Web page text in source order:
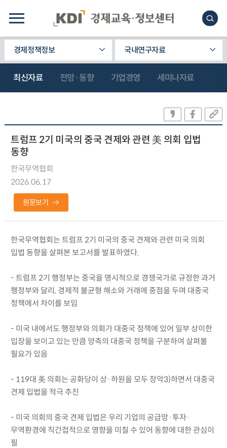
경제정책정보 국내연구자료
최신자료 전망·동향 기업경영 세미나자료
트럼프 2기 미국의 중국 견제와 관련 美 의회 입법
동향
한국무역협회
2026.06.17
원문보기
한국무역협회는 트럼프 2기 미국의 중국 견제와 관련 미국 의회
입법 동향을 살펴본 보고서를 발표하였다.
- 트럼프 2기 행정부는 중국을 명시적으로 경쟁국가로 규정한 과거
행정부와 달리, 경제적 불균형 해소와 거래에 중점을 두며 대중국
정책에서 차이를 보임
- 미국 내에서도 행정부와 의회가 대중국 정책에 있어 일부 상이한
입장을 보이고 있는 만큼 양측의 대중국 정책을 구분하여 살펴볼
필요가 있음
- 119대 美 의회는 공화당이 상·하원을 모두 장악3)하면서 대중국
견제 입법을 적극 추진
- 미국 의회의 중국 견제 입법은 우리 기업의 공급망·투자·
무역환경에 직간접적으로 영향을 미칠 수 있어 동향에 대한 관심이
필